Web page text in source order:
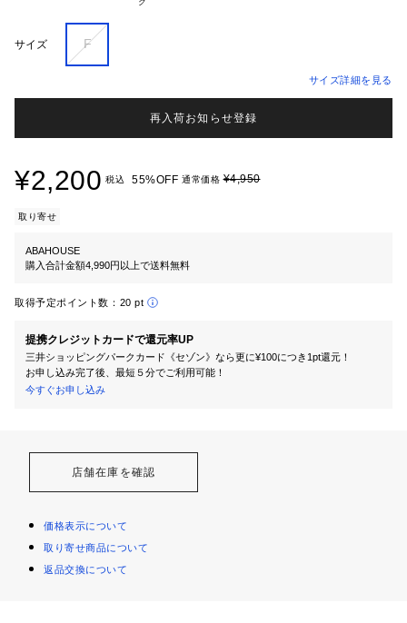
サイズ F
サイズ詳細を見る
再入荷お知らせ登録
¥2,200 税込 55%OFF 通常価格¥4,950
取り寄せ
ABAHOUSE
購入合計金額4,990円以上で送料無料
取得予定ポイント数： 20 pt
提携クレジットカードで還元率UP
三井ショッピングパークカード《セゾン》なら更に¥100につき1pt還元！
お申し込み完了後、最短５分でご利用可能！
今すぐお申し込み
店舗在庫を確認
価格表示について
取り寄せ商品について
返品交換について